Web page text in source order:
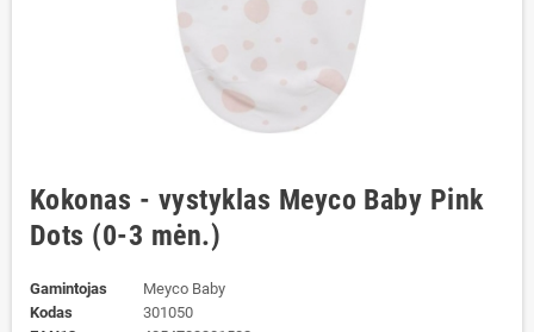
Kokonas - vystyklas Meyco Baby Pink
Dots (0-3 mėn.)
Gamintojas
Meyco Baby
Kodas
301050